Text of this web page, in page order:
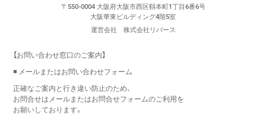
〒550-0004 大阪府大阪市西区靱本町1丁目6番6号
大阪華東ビルディング4階5室
運営会社 株式会社リバース
【お問い合わせ窓口のご案内】
◾️ メールまたはお問い合わせフォーム
正確なご案内と行き違い防止のため、
お問合せはメールまたはお問合せフォームのご利用を
お願いしております。